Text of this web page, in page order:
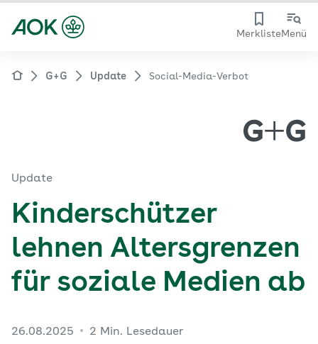
MerklisteMenü
G+G Update Social-Media-Verbot
Update
Kinderschützer
lehnen Altersgrenzen
für soziale Medien ab
26.08.2025 2 Min. Lesedauer